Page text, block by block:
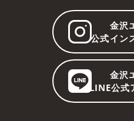
金沢
公式イン
金沢
LINE公式